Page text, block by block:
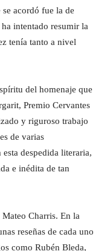
acordó fue la de
intentado resumir la
tenía tanto a nivel
del homenaje que
Premio Cervantes
y riguroso trabajo
de varias
despedida literaria,
e inédita de tan
Charris. En la
reseñas de cada uno
como Rubén Bleda,